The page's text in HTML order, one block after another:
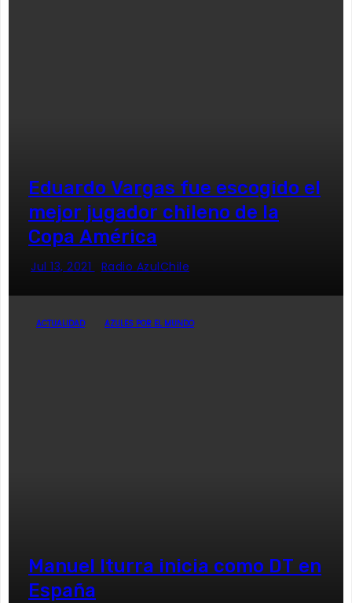
Eduardo Vargas fue escogido el
mejor jugador chileno de la
Copa América
Jul 13, 2021 Radio AzulChile
ACTUALIDAD AZULES POR EL MUNDO
Manuel Iturra inicia como DT en
España